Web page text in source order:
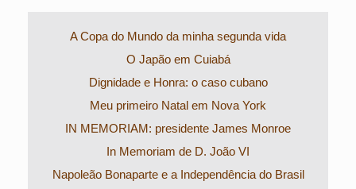
A Copa do Mundo da minha segunda vida
O Japão em Cuiabá
Dignidade e Honra: o caso cubano
Meu primeiro Natal em Nova York
IN MEMORIAM: presidente James Monroe
In Memoriam de D. João VI
Napoleão Bonaparte e a Independência do Brasil